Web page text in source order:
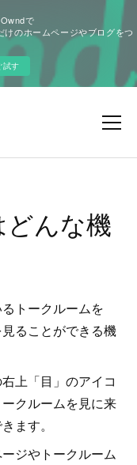
で
けのホームページやブログをつ
試す
どんな機
トークルームを
ることができる機
上「目」のアイコ
クルームを見に来
ます。
ジやトークルーム